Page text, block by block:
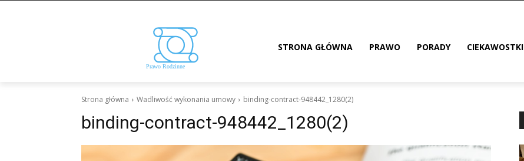
STRONA GŁÓWNA PRAWO PORADY CIEKAWOSTKI
Strona główna Wadliwość wykonania umowy binding-contract-948442_1280(2)
binding-contract-948442_1280(2)